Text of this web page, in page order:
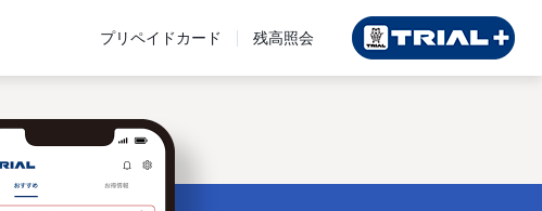
プリペイドカード 残高照会